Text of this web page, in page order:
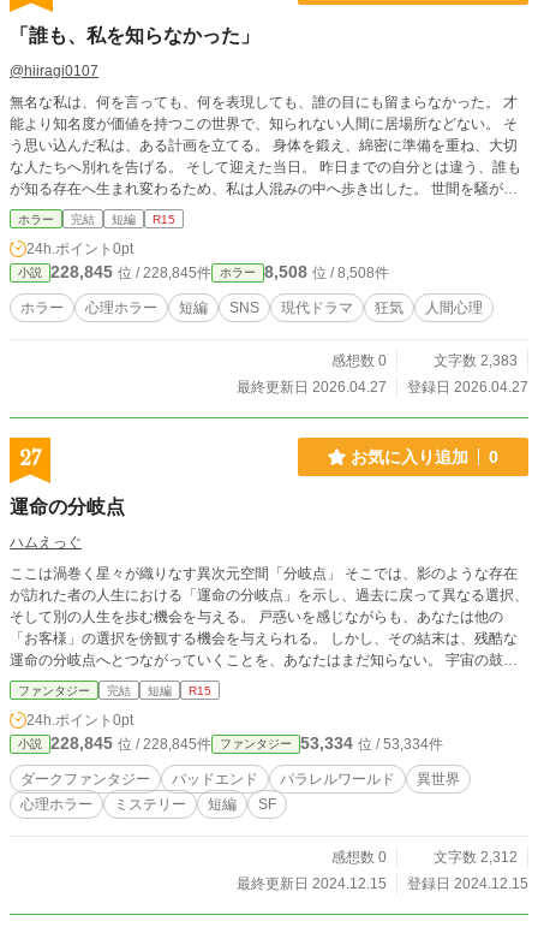
「誰も、私を知らなかった」
@hiiragi0107
無名な私は、何を言っても、何を表現しても、誰の目にも留まらなかった。 才
能より知名度が価値を持つこの世界で、知られない人間に居場所などない。 そ
う思い込んだ私は、ある計画を立てる。 身体を鍛え、綿密に準備を重ね、大切
な人たちへ別れを告げる。 そして迎えた当日。 昨日までの自分とは違う、誰も
が知る存在へ生まれ変わるため、私は人混みの中へ歩き出した。 世間を騒が
せ、ついに手に入れた注目。 しかしその視線にあったのは、賞賛ではなく恐怖
と嫌悪だった。 知名度を求めた人間が最後に知る、残酷な真実とは――。
ホラー 完結 短編 R15
24h.ポイント 0pt
小説 228,845 位 / 228,845件 ホラー 8,508 位 / 8,508件
ホラー 心理ホラー 短編 SNS 現代ドラマ 狂気 人間心理
感想数 0
文字数 2,383
最終更新日 2026.04.27
登録日 2026.04.27
27 お気に入り追加 0
運命の分岐点
ハムえっぐ
ここは渦巻く星々が織りなす異次元空間「分岐点」 そこでは、影のような存在
が訪れた者の人生における「運命の分岐点」を示し、過去に戻って異なる選択、
そして別の人生を歩む機会を与える。 戸惑いを感じながらも、あなたは他の
「お客様」の選択を傍観する機会を与えられる。 しかし、その結末は、残酷な
運命の分岐点へとつながっていくことを、あなたはまだ知らない。 宇宙の鼓動
が導く、運命の分岐点。選択が紡ぐ無限の物語。
ファンタジー 完結 短編 R15
24h.ポイント 0pt
小説 228,845 位 / 228,845件 ファンタジー 53,334 位 / 53,334件
ダークファンタジー バッドエンド パラレルワールド
異世界
心理ホラー
ミステリー 短編 SF
感想数 0
文字数 2,312
最終更新日 2024.12.15
登録日 2024.12.15